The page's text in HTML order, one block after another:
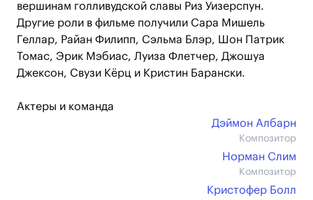
вершинам голливудской славы Риз Уизерспун.
Другие роли в фильме получили Сара Мишель
Геллар, Райан Филипп, Сэльма Блэр, Шон Патрик
Томас, Эрик Мэбиас, Луиза Флетчер, Джошуа
Джексон, Свузи Кёрц и Кристин Барански.
Актеры и команда
Дэймон Албарн
Композитор
Норман Слим
Композитор
Кристофер Болл